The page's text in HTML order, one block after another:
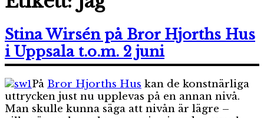
Stina Wirsén på Bror Hjorths Hus
i Uppsala t.o.m. 2 juni
På Bror Hjorths Hus kan de konstnärliga
uttrycken just nu upplevas på en annan nivå.
Man skulle kunna säga att nivån är lägre –